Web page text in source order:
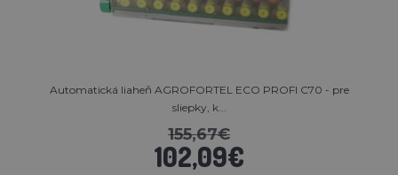
Automatická liaheň AGROFORTEL ECO PROFI C70 - pre
sliepky, k...
155,67€
102,09€